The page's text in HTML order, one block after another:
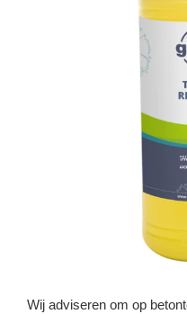
Wij adviseren om op